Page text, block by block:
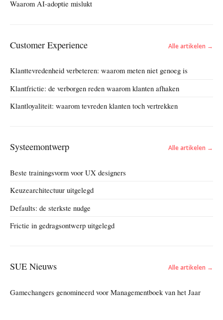
Waarom AI-adoptie mislukt
Customer Experience Alle artikelen →
Klanttevredenheid verbeteren: waarom meten niet genoeg is
Klantfrictie: de verborgen reden waarom klanten afhaken
Klantloyaliteit: waarom tevreden klanten toch vertrekken
Systeemontwerp Alle artikelen →
Beste trainingsvorm voor UX designers
Keuzearchitectuur uitgelegd
Defaults: de sterkste nudge
Frictie in gedragsontwerp uitgelegd
SUE Nieuws Alle artikelen →
Gamechangers genomineerd voor Managementboek van het Jaar